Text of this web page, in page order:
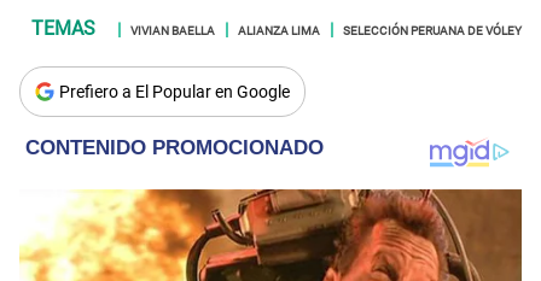
VIVIAN BAELLA ALIANZA LIMA SELECCIÓN PERUANA DE VÓLEY
Prefiero a El Popular en Google